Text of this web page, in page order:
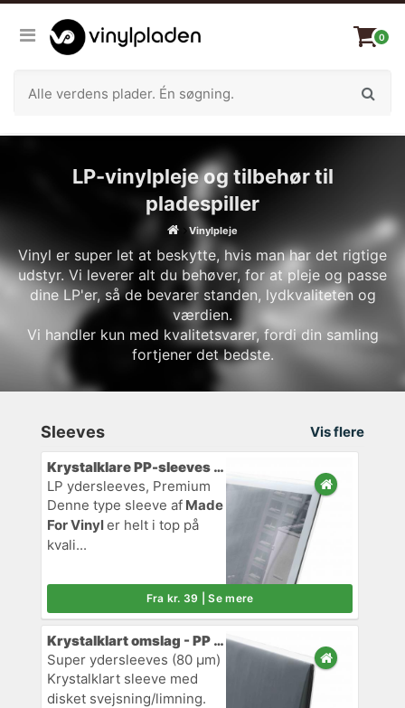
0
LP-vinylpleje og tilbehør til
pladespiller
Vinylpleje
Vinyl er super let at beskytte, hvis man har det rigtige
udstyr. Vi leverer alt du behøver, for at pleje og passe
dine LP'er, så de bevarer standen, lydkvaliteten og
værdien.
Vi handler kun med kvalitetsvarer, fordi din samling
fortjener det bedste.
Sleeves Vis flere
Krystalklare PP-sleeves (110 µm)
LP ydersleeves, Premium
Denne type sleeve af Made
For Vinyler helt i top på
kvali...
Fra kr. 39 | Se mere
Krystalklart omslag - PP plast
Super ydersleeves (80 µm)
Krystalklart sleeve med
disket svejsning/limning.